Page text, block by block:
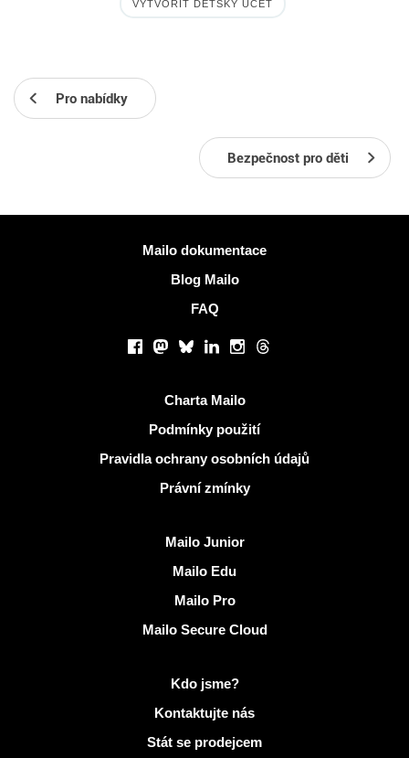
VYTVOŘIT DĚTSKÝ ÚČET
Pro nabídky
Bezpečnost pro děti
Mailo dokumentace
Blog Mailo
FAQ
Facebook
Mastodon
BlueskyLinkedInInstagram
Threads
Charta Mailo
Podmínky použití
Pravidla ochrany osobních údajů
Právní zmínky
Mailo Junior
Mailo Edu
Mailo Pro
Mailo Secure Cloud
Kdo jsme?
Kontaktujte nás
Stát se prodejcem